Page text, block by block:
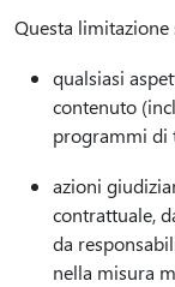
Questa limitazione
qualsiasi
contenuto
programmi di
azioni
contrattuale,
da
nella misura